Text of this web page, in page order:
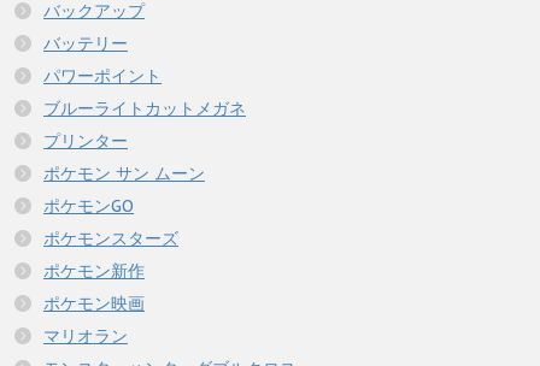
バックアップ
バッテリー
パワーポイント
ブルーライトカットメガネ
プリンター
ポケモン サン ムーン
ポケモンGO
ポケモンスターズ
ポケモン新作
ポケモン映画
マリオラン